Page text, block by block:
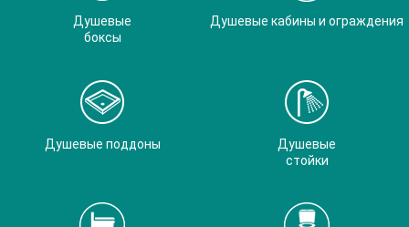
Душевые
боксы
Душевые кабины и ограждения
Душевые поддоны
Душевые
стойки